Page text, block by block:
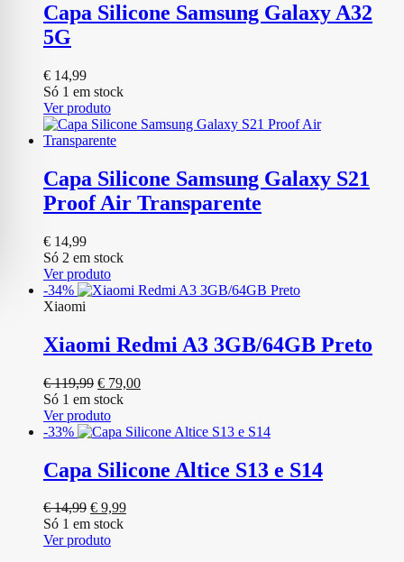
Capa Silicone Samsung Galaxy A32
5G
€ 14,99
Só 1 em stock
Ver produto
Capa Silicone Samsung Galaxy S21
Proof Air Transparente
€ 14,99
Só 2 em stock
Ver produto
-34%
Xiaomi
Xiaomi Redmi A3 3GB/64GB Preto
€119,99 O
preço
original
era:
€ 79,00O
é:
Só 1 em stock
Ver produto
-33%
Capa Silicone Altice S13 e S14
€14,99 O
preço
original
€ 9,99O
Só 1 em stock
Ver produto